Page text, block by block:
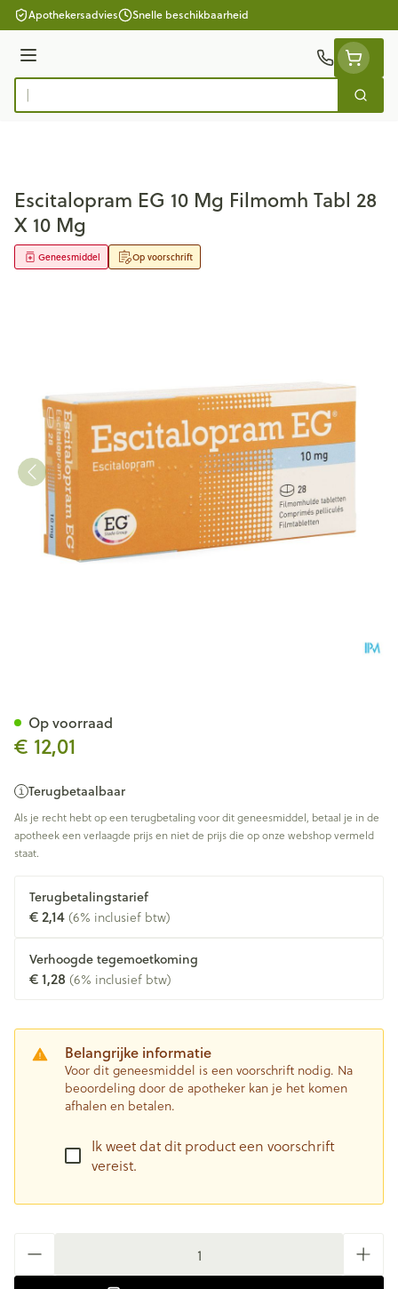
Ga naar de inhoud
Apothekersadvies Snelle beschikbaarheid
Menu
Product, merk, categorie...
Zoek
Escitalopram EG 10 Mg Filmomh Tabl 28
X 10 Mg
Op voorschrift
Geneesmiddel
€ 12,01
Terugbetaalbaar
Als je recht hebt op een terugbetaling voor dit geneesmiddel, betaal je in de
apotheek een verlaagde prijs en niet de prijs die op onze webshop vermeld
staat.
Terugbetalingstarief
€ 2,14(6% inclusief btw)
Verhoogde tegemoetkoming
€ 1,28 (6% inclusief btw)
Belangrijke informatie
Voor dit geneesmiddel is een voorschrift nodig. Na
beoordeling door de apotheker kan je het komen
afhalen en betalen.
Ik weet dat dit product een voorschrift
vereist.
Op voorraad